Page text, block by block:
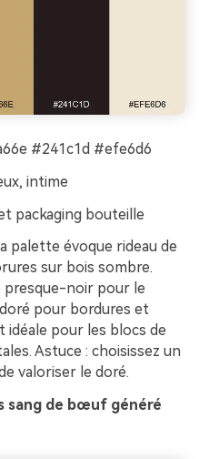
#241c1d #efe6d6
intime
packaging bouteille
palette évoque rideau de
sur bois sombre.
noir pour le
pour bordures et
idéale pour les blocs de
Astuce : choisissez un
valoriser le doré.
sang de bœuf généré